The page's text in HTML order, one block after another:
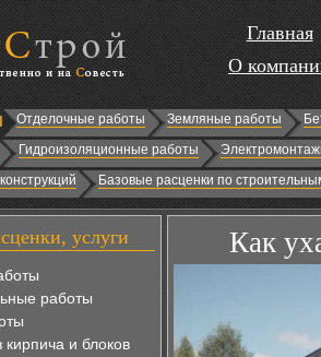
Главная
О
Отделочные работы Земляные работы
Гидроизоляционные работы
Базовые расценки по
услуги
работы
кирпича и блоков
Как